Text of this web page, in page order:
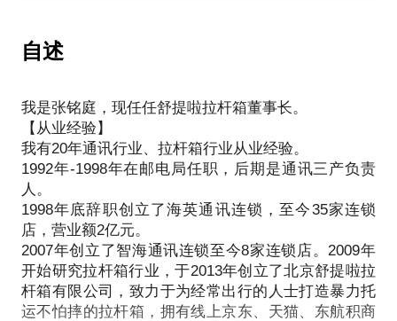
内容之一。所以，这是个有挑战的时代，又是一个打
造品牌机会最大的时代。 在这样的情况下，创业品牌
打造品牌的路径不清晰，导致盈利模式不清晰，无法
盈利及快速复制。
品牌的独特功能卖点提炼不对，导致顾客不买单，无
法产生销售。
由于以上两点原因，发展缓慢且盈利能力弱，导致团
队士气不足，主观积极性不高，执行力容易下降。
我在多年经营过程中，拥有一个成功的区域通讯连锁
品牌海英通讯，35家连锁店，营业额2亿元。
自2013年在北京创立舒提啦拉杆箱全国品牌以来，盈
利模式已经形成，并拥有线上京东、天猫、东航积分
自述
我是张铭庭，现任任舒提啦拉杆箱董事长。
【从业经验】
我有20年通讯行业、拉杆箱行业从业经验。
1992年-1998年在邮电局任职，后期是通讯三产负责
人。
1998年底辞职创立了海英通讯连锁，至今35家连锁
店，营业额2亿元。
2007年创立了智海通讯连锁至今8家连锁店。2009年
开始研究拉杆箱行业，于2013年创立了北京舒提啦拉
杆箱有限公司，致力于为经常出行的人士打造暴力托
运不怕摔的拉杆箱，拥有线上京东、天猫、东航积商